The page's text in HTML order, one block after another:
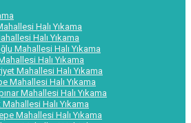
Halı Yıkama
Halı Yıkama
Mahallesi Halı Yıkama
Halı Yıkama
Mahallesi Halı Yıkama
Mahallesi Halı Yıkama
Mahallesi Halı Yıkama
Halı Yıkama
Mahallesi Halı Yıkama